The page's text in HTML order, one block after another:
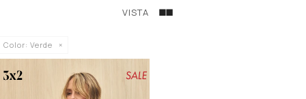
Color: Verde